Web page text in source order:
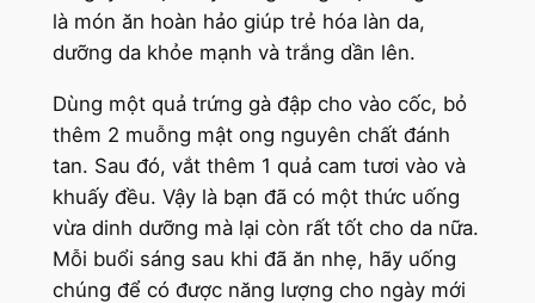
là món ăn hoàn hảo giúp trẻ hóa làn da,
dưỡng da khỏe mạnh và trắng dần lên.
Dùng một quả trứng gà đập cho vào cốc, bỏ
thêm 2 muỗng mật ong nguyên chất đánh
tan. Sau đó, vắt thêm 1 quả cam tươi vào và
khuấy đều. Vậy là bạn đã có một thức uống
vừa dinh dưỡng mà lại còn rất tốt cho da nữa.
Mỗi buổi sáng sau khi đã ăn nhẹ, hãy uống
chúng để có được năng lượng cho ngày mới